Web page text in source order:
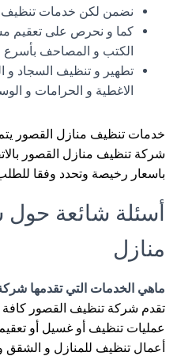
نضمن لكن خدمات تنظيف
كما و نحرص على تعقيم
الكتب و المصاحف
تطهير و تنظيف السجاد و
الاغطية و الحرامات و
خدمات تنظيف منازل القصور
شركة تنظيف منازل القصور
باسعار رخيصة وتحدد وفقا
أسئلة شائعة
منازل
ماهي الخدمات التي تقدمها
تقدم شركة تنظيف القصور
عمليات تنظيف أو غسيل أو
أعمال تنظيف للمنازل و الشقق